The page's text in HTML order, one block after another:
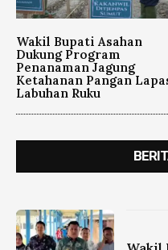
Wakil Bupati Asahan
Dukung Program
Penanaman Jagung
Ketahanan Pangan
Labuhan Ruku